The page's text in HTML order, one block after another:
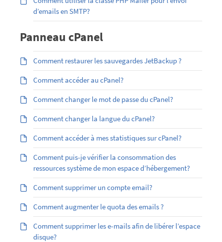
d’emails en SMTP?
Panneau cPanel
Comment restaurer les sauvegardes JetBackup ?
Comment accéder au cPanel?
Comment changer le mot de passe du cPanel?
Comment changer la langue du cPanel?
Comment accéder à mes statistiques sur cPanel?
Comment puis-je vérifier la consommation des
ressources système de mon espace d’hébergement?
Comment supprimer un compte email?
Comment augmenter le quota des emails ?
Comment supprimer les e-mails afin de libérer l’espace
disque?